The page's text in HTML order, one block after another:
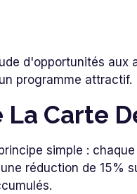
d'opportunités
programme attractif.
Carte
simple :
réduction de 15%